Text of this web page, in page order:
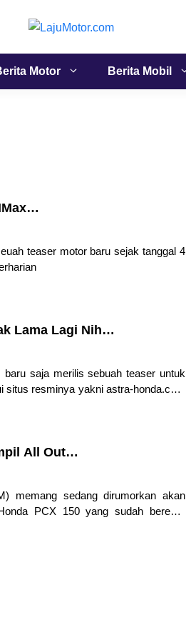
Motor Berita Mobil
teaser motor baru sejak tanggal 4
Lama Lagi Nih…
saja merilis sebuah teaser untuk
resminya yakni astra-honda.com
All Out…
memang sedang dirumorkan akan
PCX 150 yang sudah beredar